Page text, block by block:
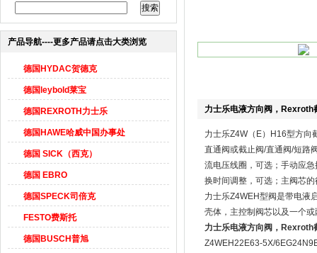
产品导航----更多产品请点击大类浏览
德国HYDAC贺德克
德国leybold莱宝
德国REXROTH力士乐
德国HAWE哈威中国办事处
德国 SICK（西克）
德国 EBRO
德国SPECK司倍克
FESTO费斯托
德国BUSCH普旭
力士乐电液方向阀，Rexroth
力士乐Z4W（E）H16型方向
直通阀或截止阀/直通阀/短路
流电压线圈，可选；手动应
换时间调整，可选；主阀芯
力士乐Z4WEH型阀是带电液
壳体，主控制阀芯以及一个
力士乐电液方向阀，Rexroth
Z4WEH22E63-5X/